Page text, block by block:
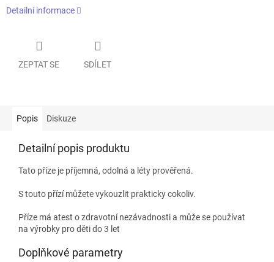
Detailní informace
ZEPTAT SE SDÍLET
Popis Diskuze
Detailní popis produktu
Tato příze je příjemná, odolná a léty prověřená.
S touto přízí můžete vykouzlit prakticky cokoliv.
Příze má atest o zdravotní nezávadnosti a může se používat
na výrobky pro děti do 3 let
Doplňkové parametry